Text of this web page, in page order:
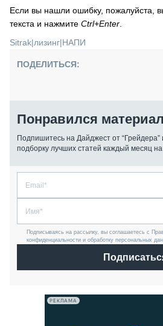
Если вы нашли ошибку, пожалуйста,
текста и нажмите Ctrl+Enter
Sitrak|лизинг|НАПИ
ПОДЕЛИТЬСЯ:
Понравился
Подпишитесь на Дайджест от “Грейдера”
подборку лучших статей каждый месяц
Подписываясь на рассылку, вы соглашаетесь с
конфиденциальности и обработку персональных
РЕКЛАМА